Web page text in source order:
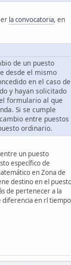
la convocatoria, en
de un puesto
desde el mismo
en el caso de
y hayan solicitado
formulario al que
Si se cumple
entre puestos
ordinario.
un puesto
específico de
en Zona de
destino en el
de pertenecer a la
diferencia en rl tiempo